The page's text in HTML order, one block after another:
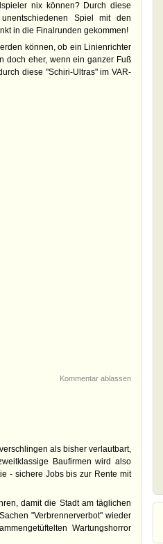
nix können? Durch diese
Spiel mit den
in die Finalrunden gekommen!
können, ob ein Linienrichter
doch eher, wenn ein ganzer Fuß
diese "Schiri-Ultras" im VAR-
Kommentar ablassen
als bisher verlautbart,
Baufirmen wird also
- sichere Jobs bis zur Rente mit
damit die Stadt am täglichen
"Verbrennerverbot" wieder
Wartungshorror